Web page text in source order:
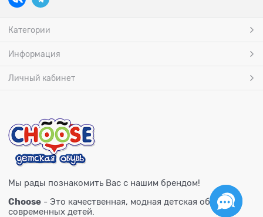
Категории
Информация
Личный кабинет
Мы рады познакомить Вас с нашим брендом!
Choose - Это качественная, модная детская обувь для
современных детей.